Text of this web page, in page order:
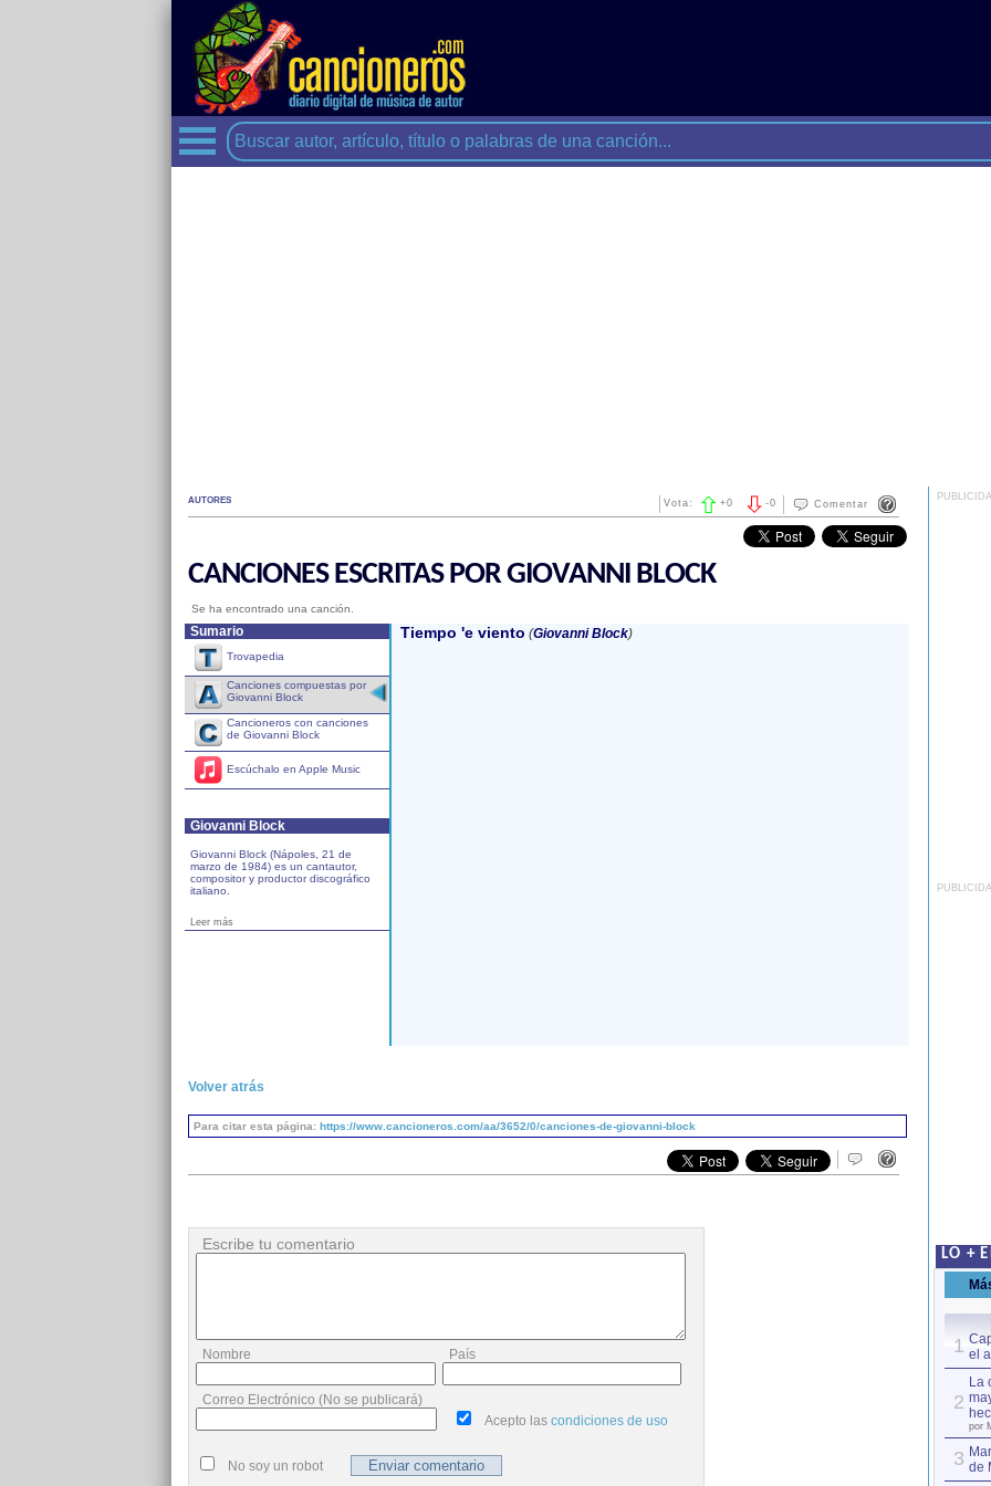
AUTORES Comentar
-0
Vota: +0
CANCIONES ESCRITAS POR GIOVANNI BLOCK
Se ha encontrado una canción.
Sumario
Trovapedia
Canciones compuestas por
Giovanni Block
Cancioneros con canciones
de Giovanni Block
Escúchalo en Apple Music
Giovanni Block
Giovanni Block (Nápoles, 21 de
marzo de 1984) es un cantautor,
compositor y productor discográfico
italiano.
Leer más
Tiempo 'e viento (Giovanni Block)
Volver atrás
Para citar esta página: https://www.cancioneros.com/aa/3652/0/canciones-de-giovanni-block
Escribe tu comentario
Nombre País
Correo Electrónico (No se publicará)
Acepto las condiciones de uso
No soy un robot
LO +
1 el
2
La
por
3 de